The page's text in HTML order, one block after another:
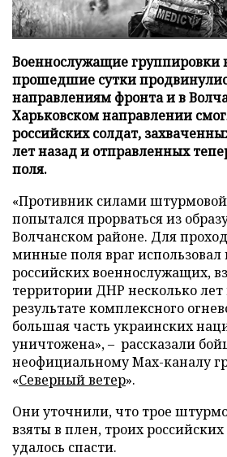
Военнослужащие группировки
прошедшие сутки
направлениям фронта и в
Харьковском направлении
российских солдат,
лет назад и отправленных
поля.
«Противник силами
попытался прорваться из
Волчанском районе. Для
минные поля враг
российских военнослужащих,
территории ДНР несколько лет
результате комплексного
большая часть украинских
уничтожена», – рассказали
неофициальному Max-каналу
«Северный ветер».
Они уточнили, что трое
взяты в плен, троих
удалось спасти.